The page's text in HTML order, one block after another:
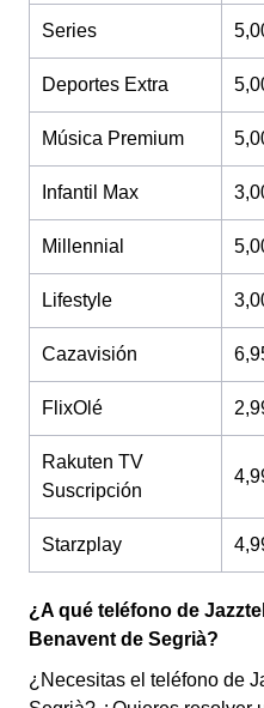
Series
Deportes Extra
Música Premium
Infantil Max
Millennial
Lifestyle
Cazavisión
FlixOlé
Rakuten TV
Suscripción
Starzplay
¿A qué teléfono de
Benavent de Segrià?
¿Necesitas el teléfono de